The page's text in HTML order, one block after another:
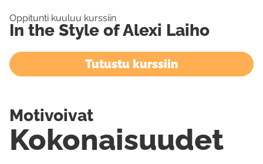
Oppitunti kuuluu kurssiin
In the Style of Alexi Laiho
Tutustu kurssiin
Kokonaisuudet
Motivoivat